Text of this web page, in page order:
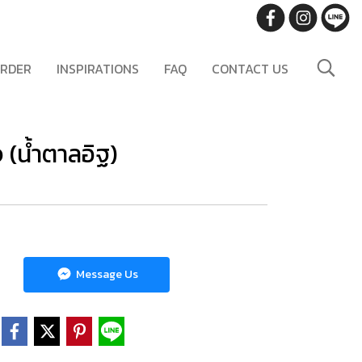
INSPIRATIONS FAQ CONTACT US
(น้ำตาลอิฐ)
Message Us